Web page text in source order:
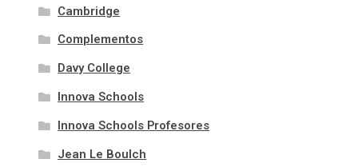
Cambridge
Complementos
Davy College
Innova Schools
Innova Schools Profesores
Jean Le Boulch